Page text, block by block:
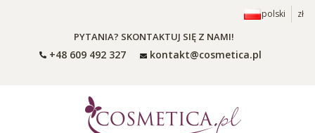
polski zł
PYTANIA? SKONTAKTUJ SIĘ Z NAMI!
+48 609 492 327 kontakt@cosmetica.pl